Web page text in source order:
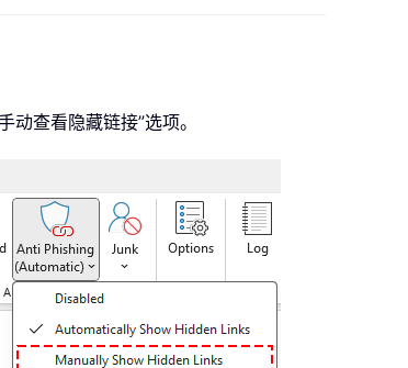
动查看隐藏链接”选项。